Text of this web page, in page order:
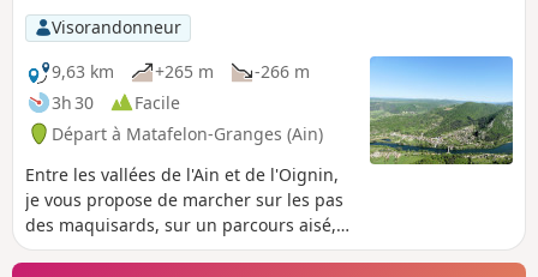
Visorandonneur
9,63 km
+265 m
-266 m
3h 30
Facile
Départ à Matafelon-Granges (Ain)
Entre les vallées de l'Ain et de l'Oignin,
je vous propose de marcher sur les pas
des maquisards, sur un parcours aisé,
vous amenant successivement au